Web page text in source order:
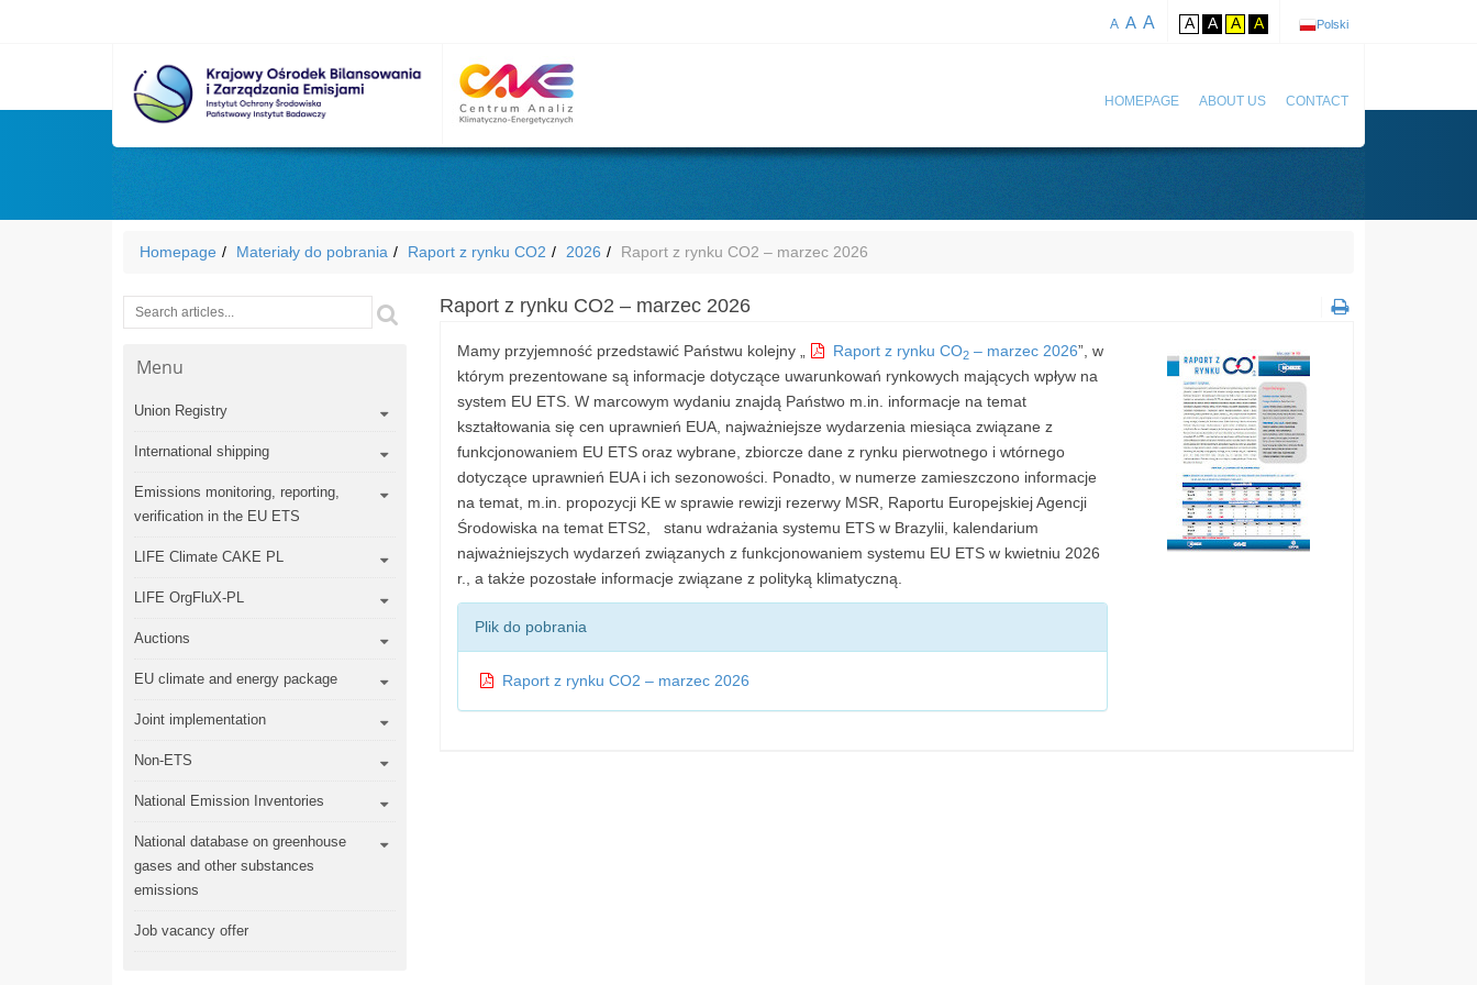
A A A A A A A Polski
HOMEPAGE ABOUT US CONTACT
Homepage Materiały do pobrania Raport z rynku CO2 2026 Raport z rynku CO2 – marzec 2026
Wyszukiwarka Szukaj
Menu
Union Registry
International shipping
Emissions monitoring, reporting,
verification in the EU ETS
LIFE Climate CAKE PL
LIFE OrgFluX-PL
Auctions
EU climate and energy package
Joint implementation
Non-ETS
National Emission Inventories
National database on greenhouse
gases and other substances
emissions
Job vacancy offer
Raport z rynku CO2 – marzec 2026
Mamy przyjemność przedstawić Państwu kolejny „ Raport z rynku CO2– marzec 2026”, w
którym prezentowane są informacje dotyczące uwarunkowań rynkowych mających wpływ na
system EU ETS. W marcowym wydaniu znajdą Państwo m.in. informacje na temat
kształtowania się cen uprawnień EUA, najważniejsze wydarzenia miesiąca związane z
funkcjonowaniem EU ETS oraz wybrane, zbiorcze dane z rynku pierwotnego i wtórnego
dotyczące uprawnień EUA i ich sezonowości. Ponadto, w numerze zamieszczono informacje
na temat, m.in. propozycji KE w sprawie rewizji rezerwy MSR, Raportu Europejskiej Agencji
Środowiska na temat ETS2, stanu wdrażania systemu ETS w Brazylii, kalendarium
najważniejszych wydarzeń związanych z funkcjonowaniem systemu EU ETS w kwietniu 2026
r., a także pozostałe informacje związane z polityką klimatyczną.
Plik do pobrania
Raport z rynku CO2 – marzec 2026